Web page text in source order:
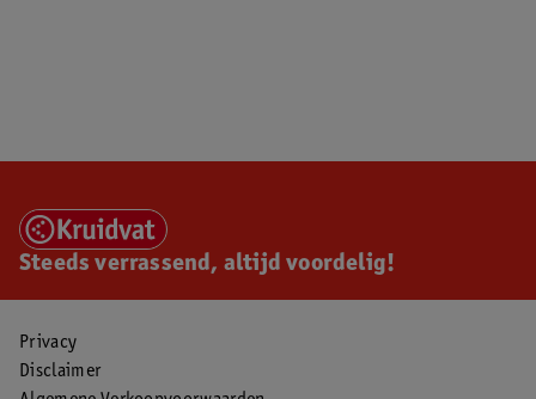
Steeds verrassend, altijd voordelig!
Privacy
Disclaimer